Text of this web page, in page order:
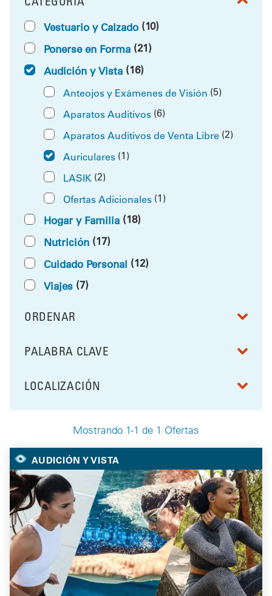
Mostrando 1-1 de 1 Ofertas
FILTRAR POR
Vestuario y Calzado (10)
Ponerse en Forma (21)
Audición y Vista (16)
Anteojos y Exámenes de Visión (5)
Aparatos Auditivos (6)
Aparatos Auditivos de Venta Libre (2)
Auriculares (1)
LASIK (2)
Ofertas Adicionales (1)
Hogar y Familia (18)
Nutrición (17)
Cuidado Personal (12)
Viajes (7)
ORDENAR
RESULTS BY
FILTRAR POR
PALABRA CLAVE
FILTRAR POR
LOCALIZACIÓN
Your Selected Deals
AUDICIÓN Y VISTA